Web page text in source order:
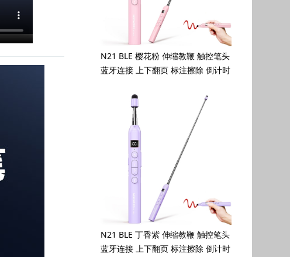
N21 BLE 樱花粉 伸缩教鞭 触控笔头
蓝牙连接 上下翻页 标注擦除 倒计时
N21 BLE 丁香紫 伸缩教鞭 触控笔头
蓝牙连接 上下翻页 标注擦除 倒计时